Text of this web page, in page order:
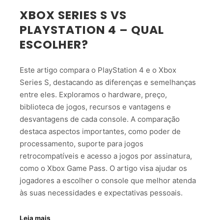
XBOX SERIES S VS
PLAYSTATION 4 – QUAL
ESCOLHER?
Este artigo compara o PlayStation 4 e o Xbox
Series S, destacando as diferenças e semelhanças
entre eles. Exploramos o hardware, preço,
biblioteca de jogos, recursos e vantagens e
desvantagens de cada console. A comparação
destaca aspectos importantes, como poder de
processamento, suporte para jogos
retrocompatíveis e acesso a jogos por assinatura,
como o Xbox Game Pass. O artigo visa ajudar os
jogadores a escolher o console que melhor atenda
às suas necessidades e expectativas pessoais.
Leia mais